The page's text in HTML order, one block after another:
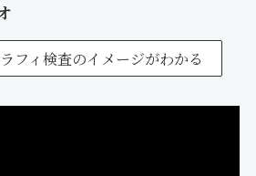
フィ検査のイメージがわかる